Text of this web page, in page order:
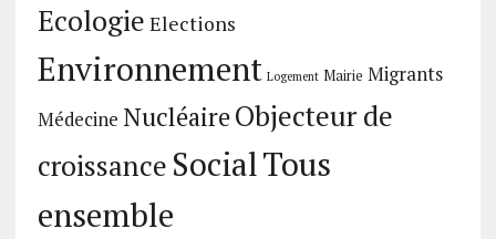
Ecologie Elections
Environnement Logement Mairie Migrants
Médecine NucléaireObjecteur de
croissance SocialTous
ensemble